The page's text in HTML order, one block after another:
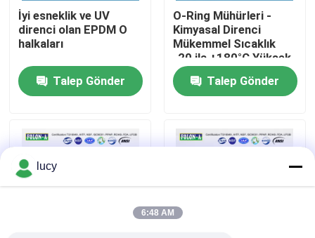
Fabrika turu
Bize ulaşın
Haberler
Tüm servis talepleri
İyi esneklik ve UV
direnci olan EPDM O
halkaları
Talep Gönder
O-Ring Mühürleri -
Kimyasal Direnci
Mükemmel Sıcaklık
-20 ila +180°C Yüksek
Uzunluk
Talep Gönder
lucy
6:48 AM